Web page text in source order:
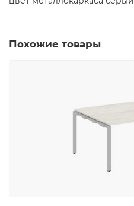
Похожие товары